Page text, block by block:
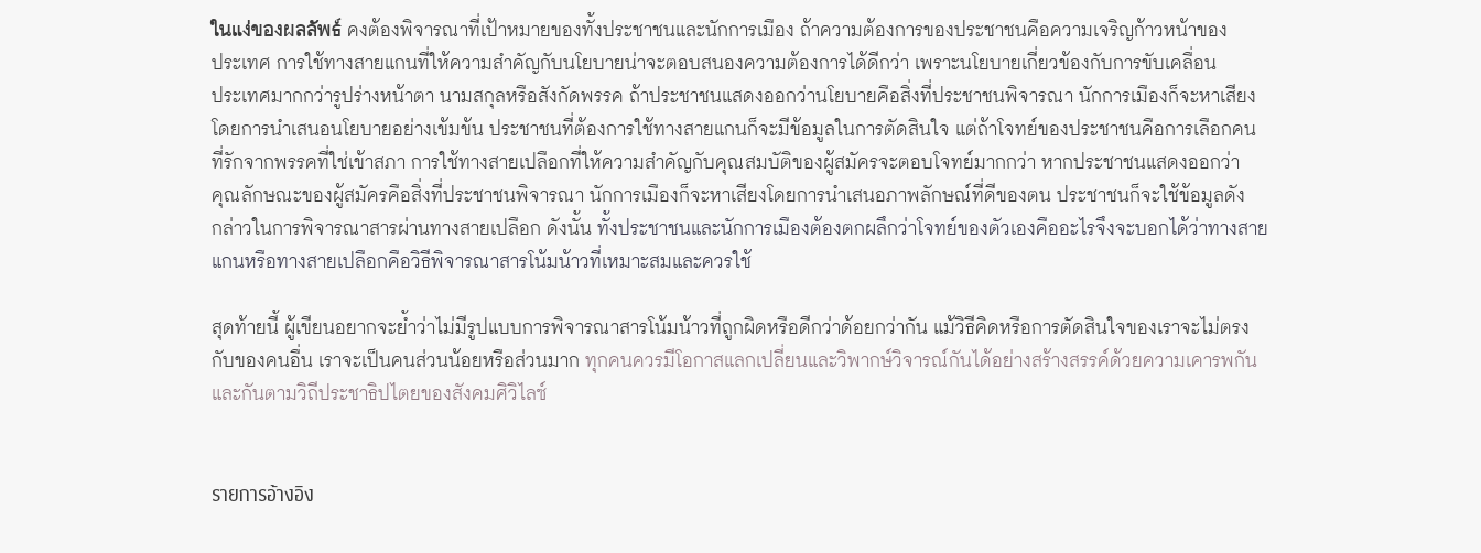
ในแง่ของผลลัพธ์ คงต้องพิจารณาที่เป้าหมายของทั้งประชาชนและนักการเมือง ถ้าความต้องการของประชาชนคือความเจริญก้าวหน้าของ
ประเทศ การใช้ทางสายแกนที่ให้ความสำคัญกับนโยบายน่าจะตอบสนองความต้องการได้ดีกว่า เพราะนโยบายเกี่ยวข้องกับการขับเคลื่อน
ประเทศมากกว่ารูปร่างหน้าตา นามสกุลหรือสังกัดพรรค ถ้าประชาชนแสดงออกว่านโยบายคือสิ่งที่ประชาชนพิจารณา นักการเมืองก็จะหาเสียง
โดยการนำเสนอนโยบายอย่างเข้มข้น ประชาชนที่ต้องการใช้ทางสายแกนก็จะมีข้อมูลในการตัดสินใจ แต่ถ้าโจทย์ของประชาชนคือการเลือกคน
ที่รักจากพรรคที่ใช่เข้าสภา การใช้ทางสายเปลือกที่ให้ความสำคัญกับคุณสมบัติของผู้สมัครจะตอบโจทย์มากกว่า หากประชาชนแสดงออกว่า
คุณลักษณะของผู้สมัครคือสิ่งที่ประชาชนพิจารณา นักการเมืองก็จะหาเสียงโดยการนำเสนอภาพลักษณ์ที่ดีของตน ประชาชนก็จะใช้ข้อมูลดัง
กล่าวในการพิจารณาสารผ่านทางสายเปลือก ดังนั้นทั้งประชาชนและนักการเมืองต้องตกผลึกว่าโจทย์ของตัวเองคืออะไรจึงจะบอกได้ว่าทางสาย
แกนหรือทางสายเปลือกคือวิธีพิจารณาสารโน้มน้าวที่เหมาะสมและควรใช้
สุดท้ายนี้ ผู้เขียนอยากจะย้ำว่าไม่มีรูปแบบการพิจารณาสารโน้มน้าวที่ถูกผิดหรือดีกว่าด้อยกว่ากัน แม้วิธีคิดหรือการตัดสินใจของเราจะไม่ตรง
กับของคนอื่น เราจะเป็นคนส่วนน้อยหรือส่วนมาก ทุกคนควรมีโอกาสแลกเปลี่ยนและวิพากษ์วิจารณ์กันได้อย่างสร้างสรรค์ด้วยความเคารพกัน
และกันตามวิถีประชาธิปไตยของสังคมศิวิไลซ์
รายการอ้างอิง